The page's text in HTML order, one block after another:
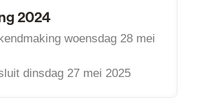
2024
2024
woensdag 28 mei
dinsdag 27 mei 2025